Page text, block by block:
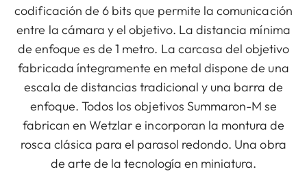
codificación de 6 bits que permite la comunicación
entre la cámara y el objetivo. La distancia mínima
de enfoque es de 1 metro. La carcasa del objetivo
fabricada íntegramente en metal dispone de una
escala de distancias tradicional y una barra de
enfoque. Todos los objetivos Summaron-M se
fabrican en Wetzlar e incorporan la montura de
rosca clásica para el parasol redondo. Una obra
de arte de la tecnología en miniatura.